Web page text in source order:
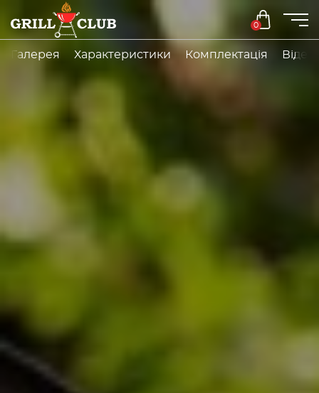
0
Галерея Характеристики Комплектація Відео